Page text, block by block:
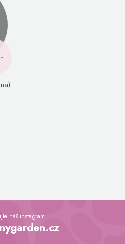
náš instagram